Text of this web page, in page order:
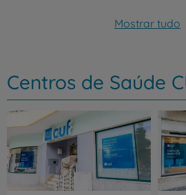
Mostrar tudo
Centros de Saúde